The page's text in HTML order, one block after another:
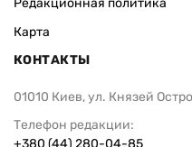
Редакционная политика
Карта
КОНТАКТЫ
01010 Киев, ул. Князей
Телефон редакции:
+380 (44) 280-04-85